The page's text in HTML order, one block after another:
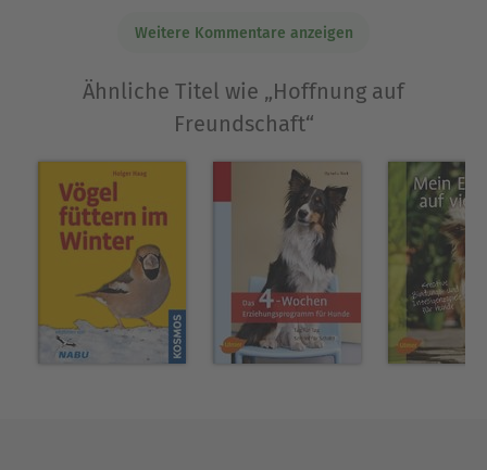
später nicht;)Weitere Kommentare anzeigen
Ähnliche Titel wie „Hoffnung auf
Freundschaft“